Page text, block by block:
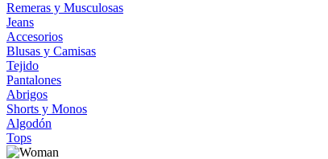
Remeras y Musculosas
Jeans
Accesorios
Blusas y Camisas
Tejido
Pantalones
Abrigos
Shorts y Monos
Algodón
Tops